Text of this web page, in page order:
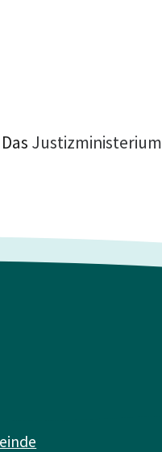
Justizministerium